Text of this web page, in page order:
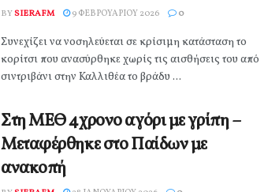
BYSIERAFM 9 ΦΕΒΡΟΥΑΡΊΟΥ 2026 0
Συνεχίζει να νοσηλεύεται σε κρίσιμη κατάσταση το
κορίτσι που ανασύρθηκε χωρίς τις αισθήσεις του από
σιντριβάνι στην Καλλιθέα το βράδυ ...
Στη ΜΕΘ 4χρονο αγόρι με γρίπη –
Μεταφέρθηκε στο Παίδων με
ανακοπή